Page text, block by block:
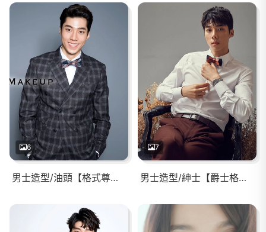
6
男士造型/油頭【格式尊爵】中長髮的線條油頭/俐落眉毛
7
男士造型/紳士【爵士格蘭】正式西服/慵懶灑脫/慵懶迷濛